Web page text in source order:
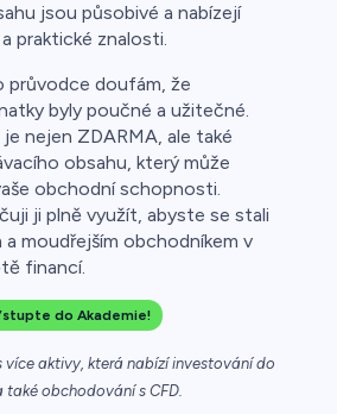
jsou působivé a nabízejí
praktické znalosti.
průvodce doufám, že
byly poučné a užitečné.
je nejen ZDARMA, ale také
obsahu, který může
obchodní schopnosti.
ji plně využít, abyste se stali
moudřejším obchodníkem v
financí.
do Akademie!
více aktivy, která nabízí investování do
obchodování s CFD.